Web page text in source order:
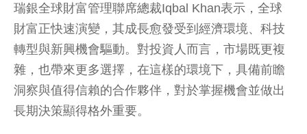
瑞銀全球財富管理聯席總裁Iqbal Khan表示，全球
財富正快速演變，其成長愈發受到經濟環境、科技
轉型與新興機會驅動。對投資人而言，市場既更複
雜，也帶來更多選擇，在這樣的環境下，具備前瞻
洞察與值得信賴的合作夥伴，對於掌握機會並做出
長期決策顯得格外重要。